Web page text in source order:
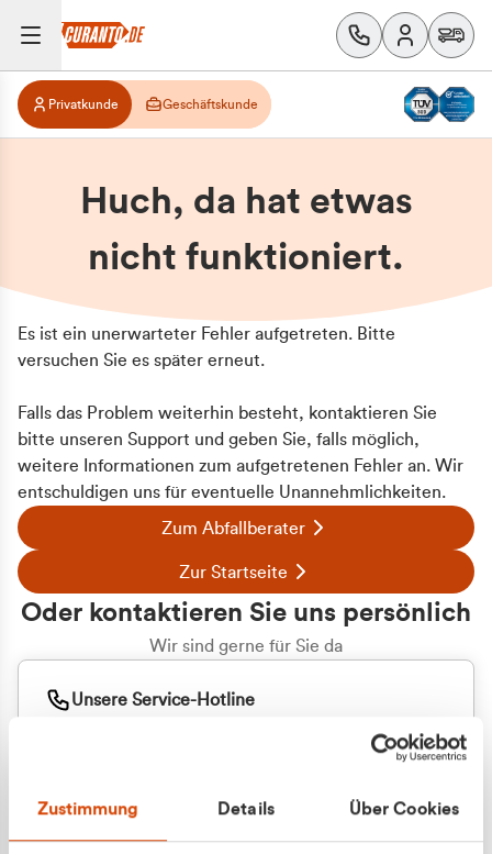
Zustimmung Details Über Cookies
Privatkunde Geschäftskunde
Huch, da hat etwas
nicht funktioniert.
Es ist ein unerwarteter Fehler aufgetreten. Bitte
versuchen Sie es später erneut.
Falls das Problem weiterhin besteht, kontaktieren Sie
bitte unseren Support und geben Sie, falls möglich,
weitere Informationen zum aufgetretenen Fehler an. Wir
entschuldigen uns für eventuelle Unannehmlichkeiten.
Zum Abfallberater
Zur Startseite
Oder kontaktieren Sie uns persönlich
Wir sind gerne für Sie da
Unsere Service-Hotline
+49 177 8376058